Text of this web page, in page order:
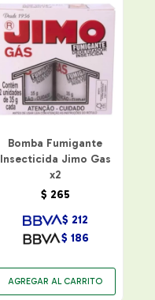
Bomba Fumigante
Insecticida Jimo Gas
x2
$ 265
$ 186
$ 212